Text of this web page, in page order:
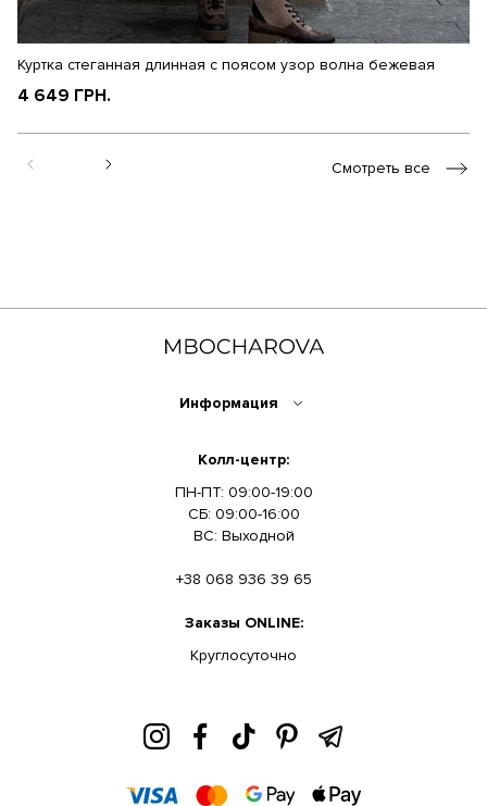
Куртка стеганная длинная с поясом узор волна бежевая
4 649 ГРН.
Смотреть все
Информация
Колл-центр:
ПН-ПТ: 09:00-19:00
СБ: 09:00-16:00
ВС: Выходной
+38 068 936 39 65
Заказы ONLINE:
Круглосуточно